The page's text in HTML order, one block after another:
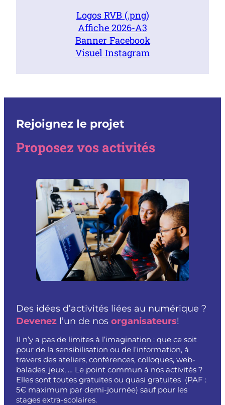
Logos RVB (.png)
Affiche 2026-A3
Banner Facebook
Visuel Instagram
Rejoignez le projet
Proposez vos activités
Des idées d’activités liées au numérique ?
Devenez l’un de nos organisateurs!
Il n’y a pas de limites à l’imagination : que ce soit
pour de la sensibilisation ou de l’information, à
travers des ateliers, conférences, colloques, web-
balades, jeux, … Le point commun à nos activités ?
Elles sont toutes gratuites ou quasi gratuites (PAF :
5€ maximum par demi-journée) sauf pour les
stages extra-scolaires.